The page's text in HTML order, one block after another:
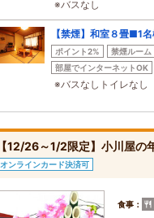
※バスなし
【禁煙】和室８畳■1
ポイント2%
禁煙ルーム
部屋でインターネットOK
※バスなしトイレなし
【12/26～1/2限定】小川屋の
オンラインカード決済可
食事：